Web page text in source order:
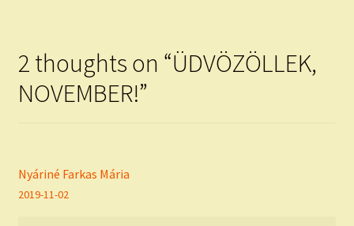
2 thoughts on “ÜDVÖZÖLLEK,
NOVEMBER!”
Nyáriné Farkas Mária
2019-11-02